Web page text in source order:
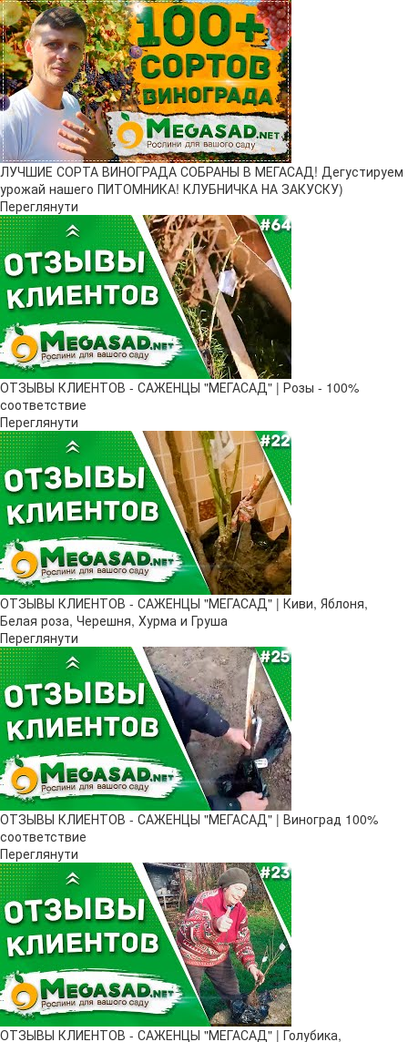
ЛУЧШИЕ СОРТА ВИНОГРАДА СОБРАНЫ В МЕГАСАД! Дегустируем
урожай нашего ПИТОМНИКА! КЛУБНИЧКА НА ЗАКУСКУ)
Переглянути
ОТЗЫВЫ КЛИЕНТОВ - САЖЕНЦЫ "МЕГАСАД" | Розы - 100%
соответствие
Переглянути
ОТЗЫВЫ КЛИЕНТОВ - САЖЕНЦЫ "МЕГАСАД" | Киви, Яблоня,
Белая роза, Черешня, Хурма и Груша
Переглянути
ОТЗЫВЫ КЛИЕНТОВ - САЖЕНЦЫ "МЕГАСАД" | Виноград 100%
соответствие
Переглянути
ОТЗЫВЫ КЛИЕНТОВ - САЖЕНЦЫ "МЕГАСАД" | Голубика,